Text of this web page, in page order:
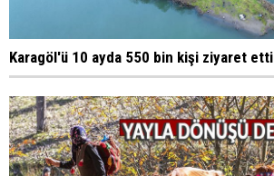
Karagöl'ü 10 ayda 550 bin kişi ziyaret etti